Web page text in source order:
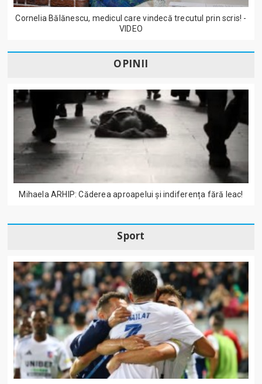
Cornelia Bălănescu, medicul care vindecă trecutul prin scris! -
VIDEO
OPINII
Mihaela ARHIP: Căderea aproapelui și indiferența fără leac!
Sport